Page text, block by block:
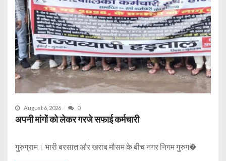
August 6, 2026 0
अपनी मांगों को लेकर गरजे सफाई कर्मचारी
गुरुग्राम। भारी बरसात और खराब मौसम के बीच नगर निगम गुरुग�